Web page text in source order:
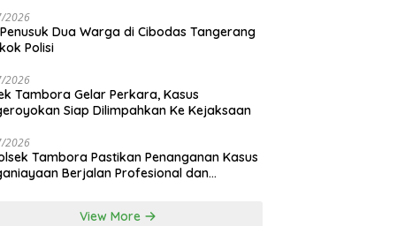
2026
Dua Warga di Cibodas Tangerang
Polisi
2026
Tambora Gelar Perkara, Kasus
Siap Dilimpahkan Ke Kejaksaan
2026
Tambora Pastikan Penanganan Kasus
Berjalan Profesional dan
View More